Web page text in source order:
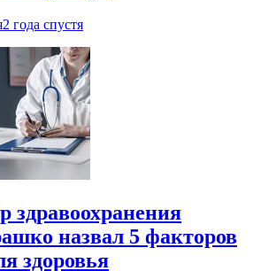
2 года спустя
здравоохранения
назвал 5 факторов
здоровья